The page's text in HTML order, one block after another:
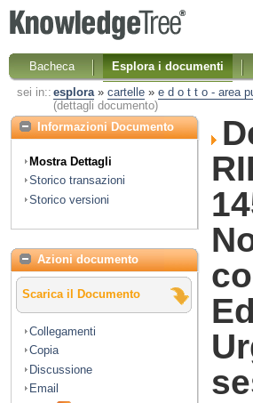
Bacheca
Esplora i documenti
sei in:: esplora» cartelle» e d o t t o - area
(dettagli documento)
Informazioni Documento
Mostra Dettagli
Storico transazioni
Storico versioni
Azioni documento
Scarica il Documento
Collegamenti
Copia
Discussione
Email